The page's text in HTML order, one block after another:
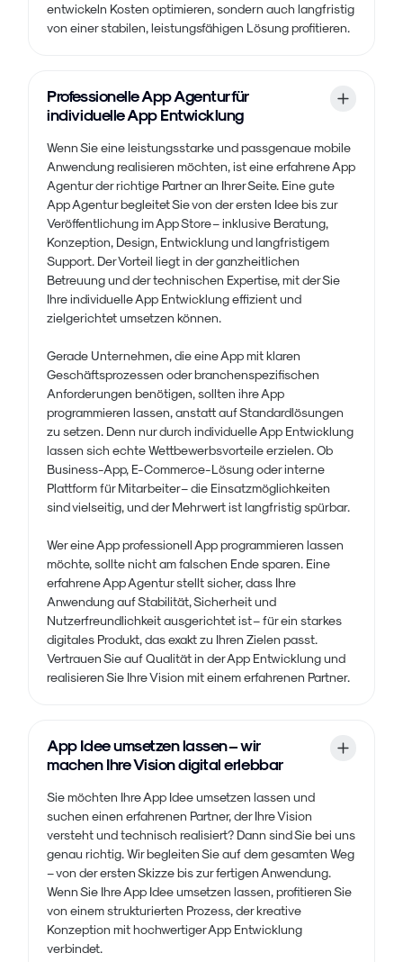
entwickeln Kosten optimieren, sondern auch langfristig
von einer stabilen, leistungsfähigen Lösung profitieren.
Professionelle App Agentur für
individuelle App Entwicklung
Wenn Sie eine leistungsstarke und passgenaue mobile
Anwendung realisieren möchten, ist eine erfahrene App
Agentur der richtige Partner an Ihrer Seite. Eine gute
App Agentur begleitet Sie von der ersten Idee bis zur
Veröffentlichung im App Store – inklusive Beratung,
Konzeption, Design, Entwicklung und langfristigem
Support. Der Vorteil liegt in der ganzheitlichen
Betreuung und der technischen Expertise, mit der Sie
Ihre individuelle App Entwicklung effizient und
zielgerichtet umsetzen können.
Gerade Unternehmen, die eine App mit klaren
Geschäftsprozessen oder branchenspezifischen
Anforderungen benötigen, sollten ihre App
programmieren lassen, anstatt auf Standardlösungen
zu setzen. Denn nur durch individuelle App Entwicklung
lassen sich echte Wettbewerbsvorteile erzielen. Ob
Business-App, E-Commerce-Lösung oder interne
Plattform für Mitarbeiter – die Einsatzmöglichkeiten
sind vielseitig, und der Mehrwert ist langfristig spürbar.
Wer eine App professionell App programmieren lassen
möchte, sollte nicht am falschen Ende sparen. Eine
erfahrene App Agentur stellt sicher, dass Ihre
Anwendung auf Stabilität, Sicherheit und
Nutzerfreundlichkeit ausgerichtet ist – für ein starkes
digitales Produkt, das exakt zu Ihren Zielen passt.
Vertrauen Sie auf Qualität in der App Entwicklung und
realisieren Sie Ihre Vision mit einem erfahrenen Partner.
App Idee umsetzen lassen – wir
machen Ihre Vision digital erlebbar
Sie möchten Ihre App Idee umsetzen lassen und
suchen einen erfahrenen Partner, der Ihre Vision
versteht und technisch realisiert? Dann sind Sie bei uns
genau richtig. Wir begleiten Sie auf dem gesamten Weg
– von der ersten Skizze bis zur fertigen Anwendung.
Wenn Sie Ihre App Idee umsetzen lassen, profitieren Sie
von einem strukturierten Prozess, der kreative
Konzeption mit hochwertiger App Entwicklung
verbindet.